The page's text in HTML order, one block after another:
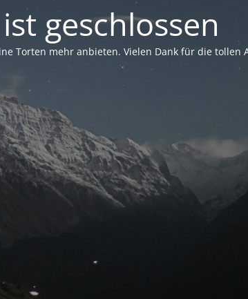
geschlossen
Torten mehr anbieten. Vielen Dank für die tollen